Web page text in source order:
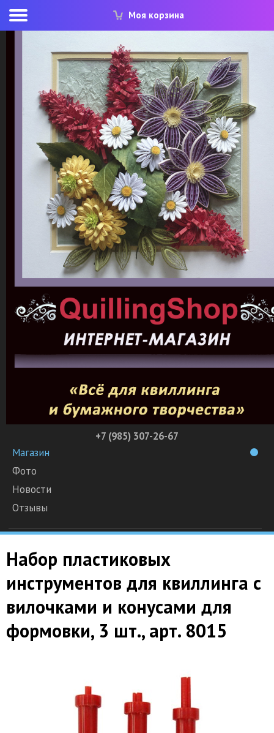
Моя корзина
+7 (985) 307-26-67
Магазин
Фото
Новости
Отзывы
Набор пластиковых
инструментов для квиллинга с
вилочками и конусами для
формовки, 3 шт., арт. 8015